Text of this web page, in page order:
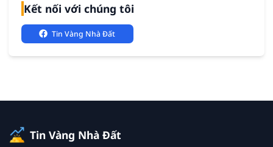
Kết nối với chúng tôi
Tin Vàng Nhà Đất
Tin Vàng Nhà Đất